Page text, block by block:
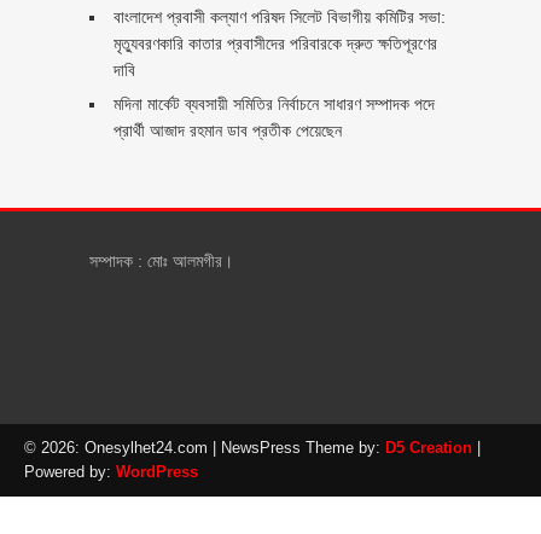
বাংলাদেশ প্রবাসী কল্যাণ পরিষদ সিলেট বিভাগীয় কমিটির সভা:
মৃত্যুবরণকারি কাতার প্রবাসীদের পরিবারকে দ্রুত ক্ষতিপূরণের
দাবি
মদিনা মার্কেট ব্যবসায়ী সমিতির নির্বাচনে সাধারণ সম্পাদক পদে
প্রার্থী আজাদ রহমান ডাব প্রতীক পেয়েছেন ‎
সম্পাদক : মোঃ আলমগীর।
© 2026: Onesylhet24.com | NewsPress Theme by: D5 Creation
Powered by: WordPress